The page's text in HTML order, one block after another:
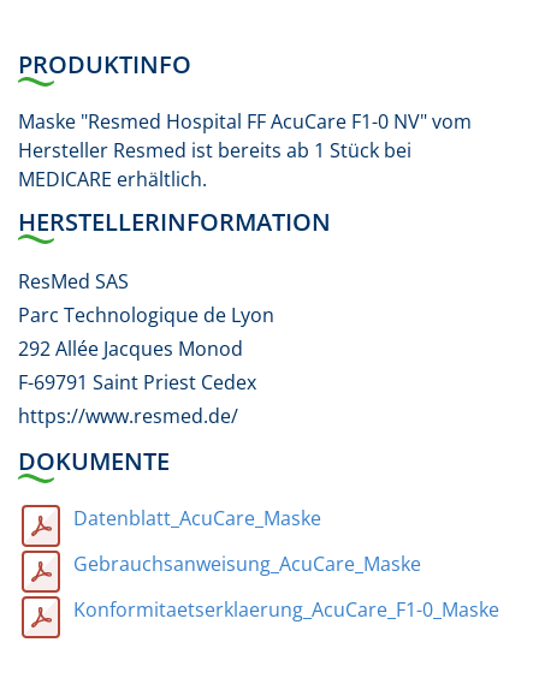
PRODUKTINFO
Maske "Resmed Hospital FF AcuCare F1-0 NV" vom
Hersteller Resmed ist bereits ab 1 Stück bei
MEDICARE erhältlich.
HERSTELLERINFORMATION
ResMed SAS
Parc Technologique de Lyon
292 Allée Jacques Monod
F-69791 Saint Priest Cedex
https://www.resmed.de/
DOKUMENTE
Datenblatt_AcuCare_Maske
Gebrauchsanweisung_AcuCare_Maske
Konformitaetserklaerung_AcuCare_F1-0_Maske